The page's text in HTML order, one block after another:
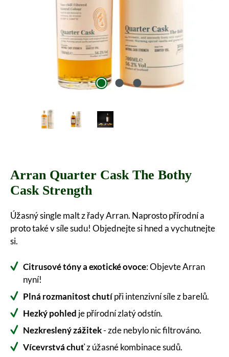
Arran Quarter Cask The Bothy
Cask Strength
Úžasný single malt z řady Arran. Naprosto přírodní a
proto také v síle sudu! Objednejte si hned a vychutnejte
si.
Citrusové tóny a exotické ovoce: Objevte Arran
nyní!
Plná rozmanitost chutípři intenzivní síle z barelů.
Hezký pohled je přírodní zlatý odstín.
Nezkreslený zážitek- zde nebylo nic filtrováno.
Vícevrstvá chuťz úžasné kombinace sudů.